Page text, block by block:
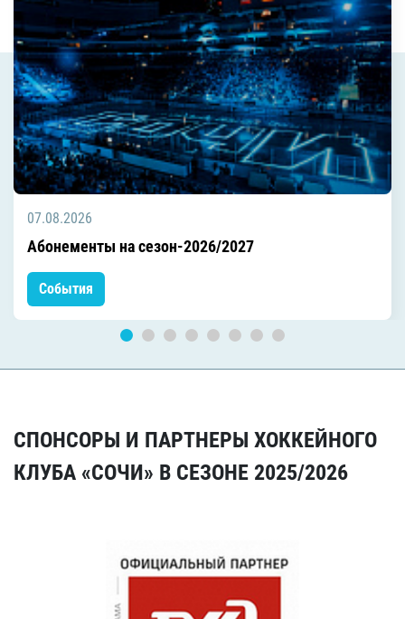
07.08.2026
Абонементы на сезон-2026/2027
События
СПОНСОРЫ И ПАРТНЕРЫ ХОККЕЙНОГО
КЛУБА «СОЧИ» В СЕЗОНЕ 2025/2026